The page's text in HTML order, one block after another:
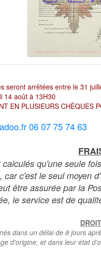
seront arrêtées entre le 31
14 août à 13H30
EN PLUSIEURS CHÈQUES
06 07 75 74 63
qu'une seule
c'est le seul moyen
être assurée par la
le service est de
dans un délai de 8 jours
d'origine, et dans leur état